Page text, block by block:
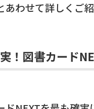
あわせて詳しくご紹
！図書カード